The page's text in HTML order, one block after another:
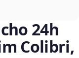
24h
Colibri,